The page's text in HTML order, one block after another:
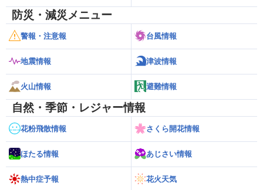
防災・減災メニュー
警報・注意報 台風情報
地震情報 津波情報
火山情報 避難情報
自然・季節・レジャー情報
花粉飛散情報 さくら開花情報
ほたる情報 あじさい情報
熱中症予報 花火天気